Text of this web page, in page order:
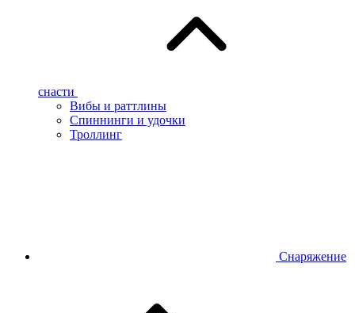
снасти
Вибы и раттлины
Спиннинги и удочки
Троллинг
Снаряжение